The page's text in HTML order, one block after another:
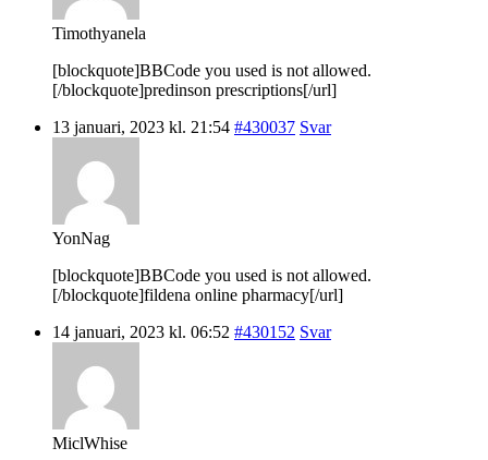
Timothyanela
[blockquote]BBCode you used is not allowed.
[/blockquote]predinson prescriptions[/url]
13 januari, 2023 kl. 21:54 #430037 Svar
YonNag
[blockquote]BBCode you used is not allowed.
[/blockquote]fildena online pharmacy[/url]
14 januari, 2023 kl. 06:52 #430152 Svar
MiclWhise